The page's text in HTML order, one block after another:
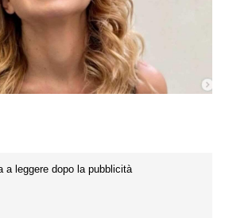
INTERVISTE
RUBRICHE
Seguici sui social